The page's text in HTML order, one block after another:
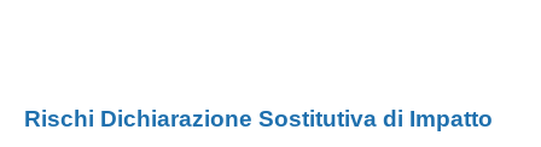
Rischi Dichiarazione Sostitutiva di Impatto